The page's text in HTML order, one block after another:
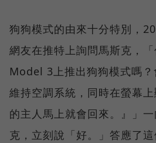
狗狗模式的由來十分特別，
網友在推特上詢問馬斯克，
Model 3上推出狗狗模式嗎
維持空調系統，同時在螢幕
的主人馬上就會回來。』」
克，立刻說「好。」答應了